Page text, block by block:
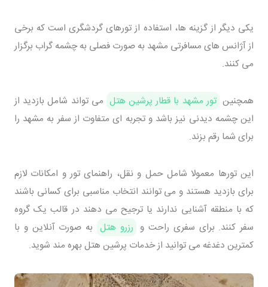
یکی دیگر از گزینه ها، استفاده از تورهای گردشگری است که برخی
از آژانس های مسافرتی مشهد به صورت فصلی به چشمه گراب برگزار
می کنند.
همچنین تور مشهد با قطار پرشین هتل می تواند شامل بازدید از
این چشمه دیدنی نیز باشد و تجربه ای متفاوت از سفر به مشهد را
برای شما رقم بزند.
این تورها معمولا شامل حمل و نقل، راهنمای تور و امکانات لازم
برای بازدید هستند و می توانند انتخاب مناسبی برای کسانی باشند
که با منطقه آشنایی ندارند یا ترجیح می دهند در قالب یک گروه
سفر کنند. برای سفری راحت و رزرو هتل به صورت آنلاین و با
کمترین دغدغه می توانید از خدمات پرشین هتل بهره مند شوید.